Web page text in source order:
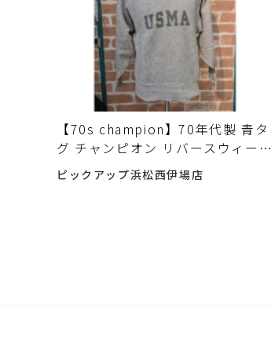
【70s champion】70年代製 青タ
グ チャンピオン リバースウィーヴ
クルーネックスウェットが入荷し
ました。
ピックアップ浜松西伊場店